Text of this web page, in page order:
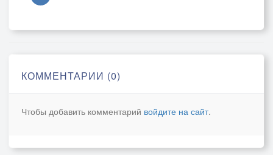
КОММЕНТАРИИ (0)
Чтобы добавить комментарий войдите на сайт.